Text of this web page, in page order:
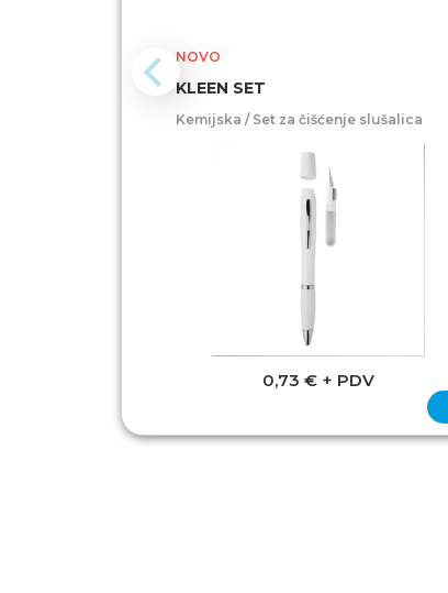
NOVO
KLEEN SET
Kemijska / Set za čišćenje slušalica
0,73 € + PDV